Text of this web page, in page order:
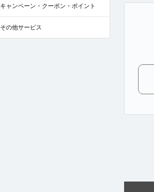
キャンペーン・クーポン・ポイント
その他サービス